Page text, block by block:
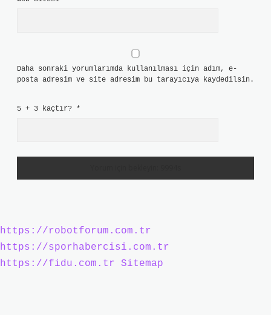
Daha sonraki yorumlarımda kullanılması için adım, e-
posta adresim ve site adresim bu tarayıcıya kaydedilsin.
5 + 3 kaçtır? *
https://robotforum.com.tr
https://sporhabercisi.com.tr
https://fidu.com.tr
Sitemap